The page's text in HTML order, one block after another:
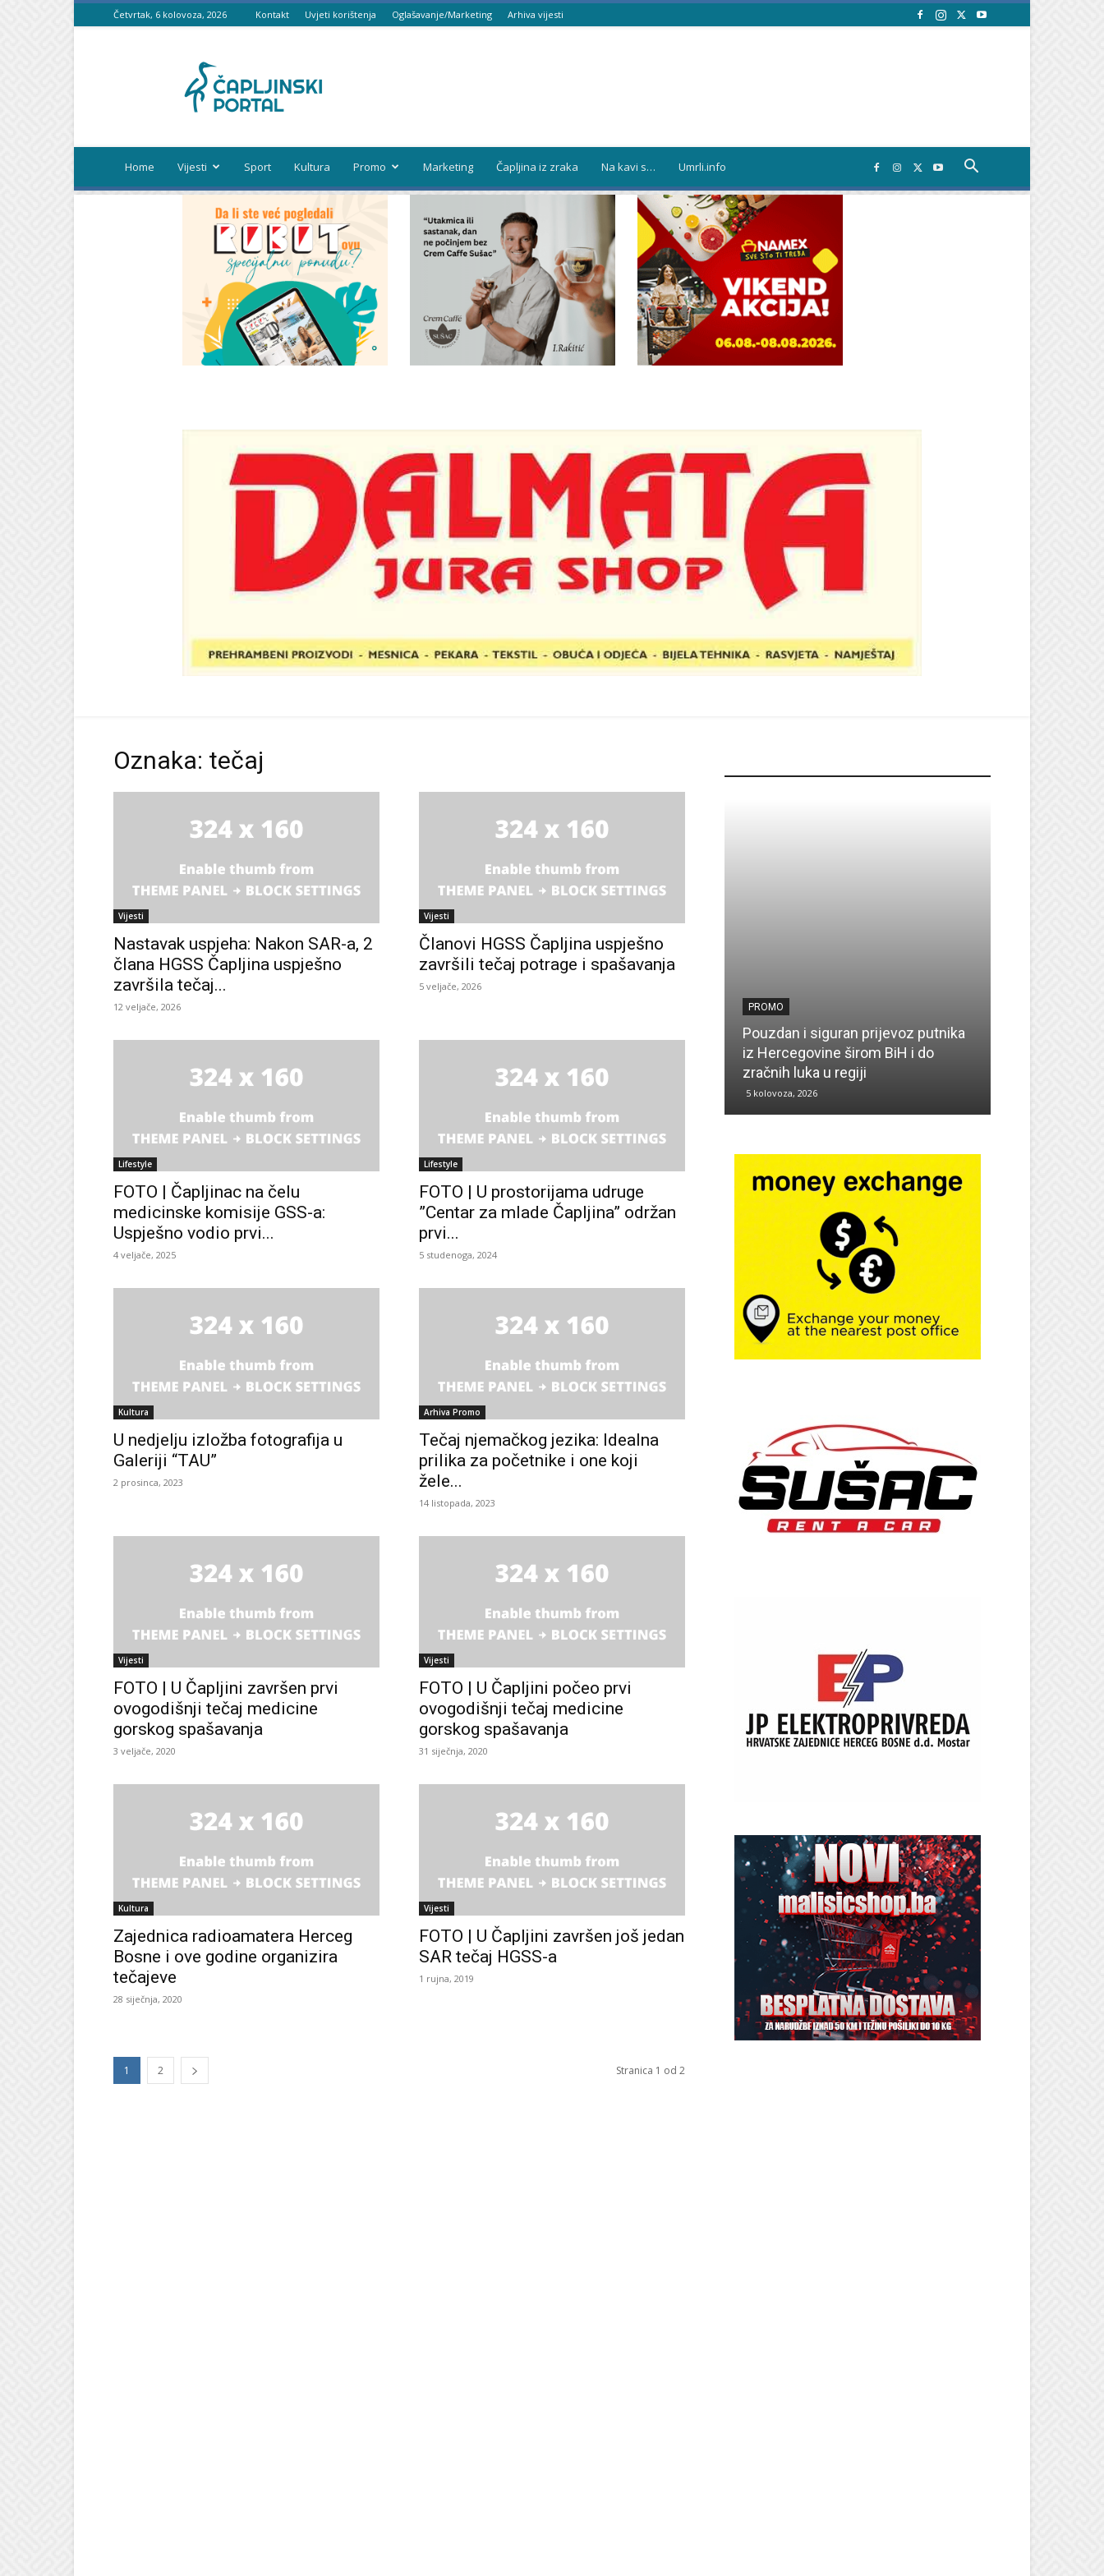
Četvrtak, 6 kolovoza, 2026 Kontakt Uvjeti korištenja Oglašavanje/Marketing Arhiva vijesti
portal
Home Vijesti Sport Kultura Promo Marketing Čapljina iz zraka Na kavi s… Umrli.info
Oznaka: tečaj
Vijesti
Nastavak uspjeha: Nakon SAR-a, 2
člana HGSS Čapljina uspješno
završila tečaj...
12 veljače, 2026
Vijesti
Članovi HGSS Čapljina uspješno
završili tečaj potrage i spašavanja
5 veljače, 2026
Lifestyle
FOTO | Čapljinac na čelu
medicinske komisije GSS-a:
Uspješno vodio prvi...
4 veljače, 2025
Lifestyle
FOTO | U prostorijama udruge
”Centar za mlade Čapljina” održan
prvi...
5 studenoga, 2024
Kultura
U nedjelju izložba fotografija u
Galeriji “TAU”
2 prosinca, 2023
Arhiva Promo
Tečaj njemačkog jezika: Idealna
prilika za početnike i one koji
žele...
14 listopada, 2023
Vijesti
FOTO | U Čapljini završen prvi
ovogodišnji tečaj medicine
gorskog spašavanja
3 veljače, 2020
Vijesti
FOTO | U Čapljini počeo prvi
ovogodišnji tečaj medicine
gorskog spašavanja
31 siječnja, 2020
Kultura
Zajednica radioamatera Herceg
Bosne i ove godine organizira
tečajeve
28 siječnja, 2020
Vijesti
FOTO | U Čapljini završen još jedan
SAR tečaj HGSS-a
1 rujna, 2019
1 2 Stranica 1 od 2
detalje natječaja
PROMO
Pouzdan i siguran prijevoz putnika
iz Hercegovine širom BiH i do
zračnih luka u regiji
5 kolovoza, 2026